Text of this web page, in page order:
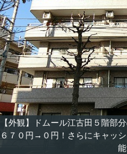
【外観】ドムール江古田５階部
６７０円→０円！さらにキャッ